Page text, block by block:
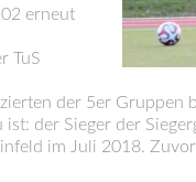
erneut
TuS
der 5er Gruppen
ist: der Sieger der
im Juli 2018.